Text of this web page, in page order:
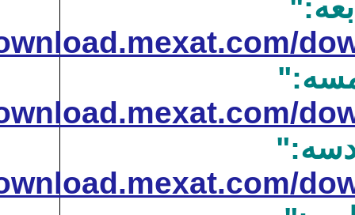
http://
http://
http://